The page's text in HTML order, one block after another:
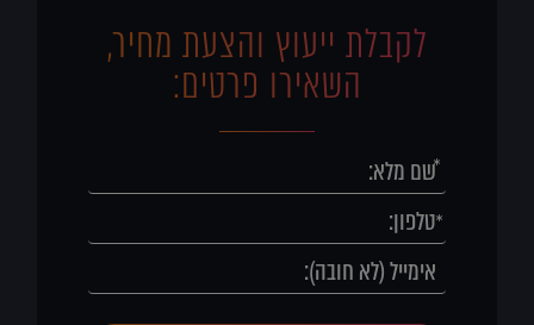
לקבלת ייעוץ והצעת מחיר,
השאירו פרטים: